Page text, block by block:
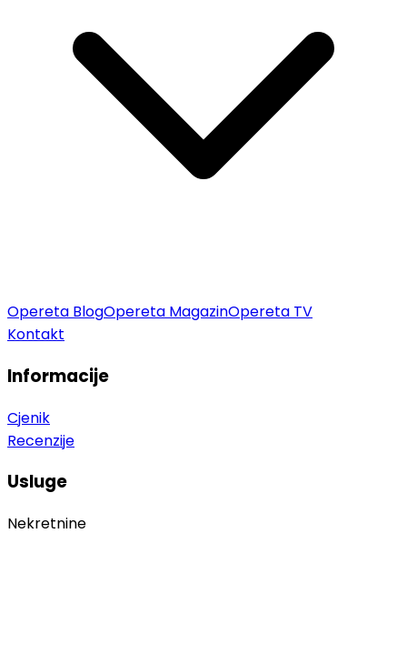
Opereta BlogOpereta MagazinOpereta TV
Kontakt
Informacije
Cjenik
Recenzije
Usluge
Nekretnine